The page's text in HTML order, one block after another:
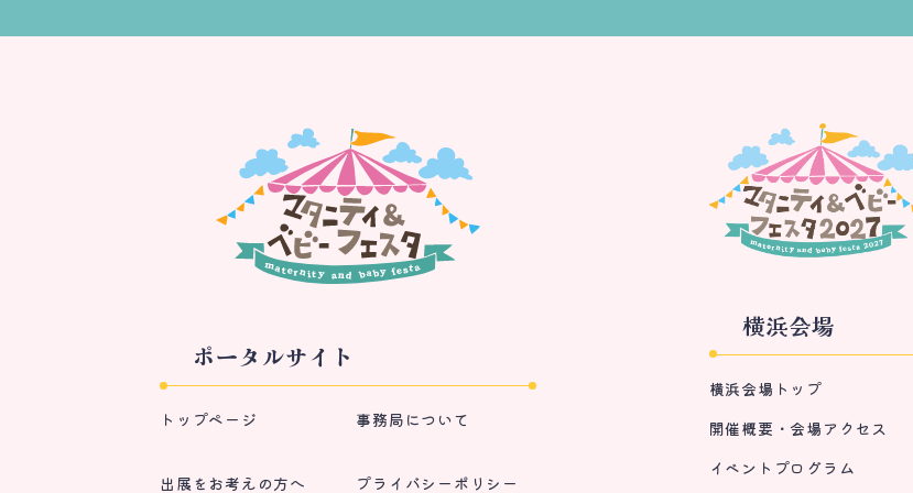
ポータルサイト
トップページ
出展をお考えの方へ
事務局について
プライバシーポリシー
横浜会場
横浜会場トップ
開催概要・会場アクセス
イベントプログラム